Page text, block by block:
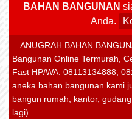
BAHAN BANGUNAN
Anda.
ANUGRAH BAHAN
Bangunan Online Termurah,
Fast HP/WA: 08113134888,
aneka bahan bangunan kami
bangun rumah, kantor,
lagi)